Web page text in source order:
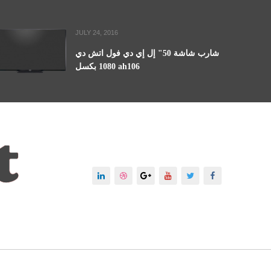
JULY 24, 2016
شارب شاشة 50" إل إي دي فول اتش دي
1080 بكسل ah106